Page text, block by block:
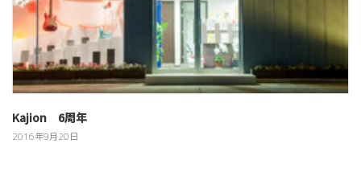
Kajion 6周年
2016年9月20日